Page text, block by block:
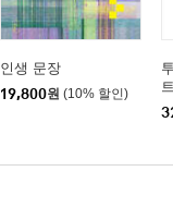
인생 문장
19,800원 (10% 할인)